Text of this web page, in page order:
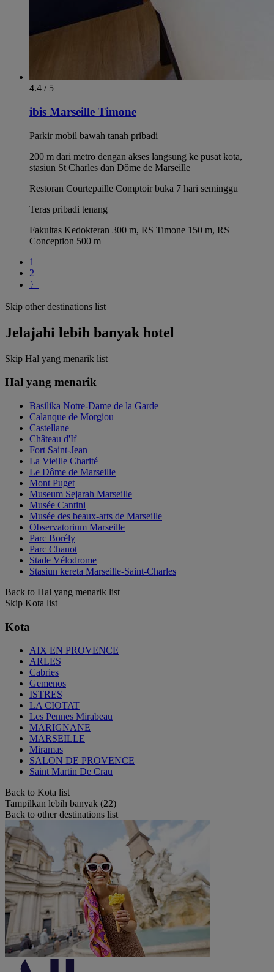
4.4 / 5
ibis Marseille Timone
Parkir mobil bawah tanah pribadi
200 m dari metro dengan akses langsung ke pusat kota,
stasiun St Charles dan Dôme de Marseille
Restoran Courtepaille Comptoir buka 7 hari seminggu
Teras pribadi tenang
Fakultas Kedokteran 300 m, RS Timone 150 m, RS
Conception 500 m
1
2
〉
Skip other destinations list
Jelajahi lebih banyak hotel
Skip Hal yang menarik list
Hal yang menarik
Basilika Notre-Dame de la Garde
Calanque de Morgiou
Castellane
Château d'If
Fort Saint-Jean
La Vieille Charité
Le Dôme de Marseille
Mont Puget
Museum Sejarah Marseille
Musée Cantini
Musée des beaux-arts de Marseille
Observatorium Marseille
Parc Borély
Parc Chanot
Stade Vélodrome
Stasiun kereta Marseille-Saint-Charles
Back to Hal yang menarik list
Skip Kota list
Kota
AIX EN PROVENCE
ARLES
Cabries
Gemenos
ISTRES
LA CIOTAT
Les Pennes Mirabeau
MARIGNANE
MARSEILLE
Miramas
SALON DE PROVENCE
Saint Martin De Crau
Back to Kota list
Tampilkan lebih banyak (22)
Back to other destinations list